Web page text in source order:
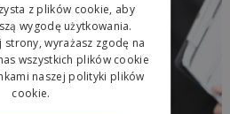
z plików cookie, aby
wygodę użytkowania.
strony, wyrażasz zgodę na
wszystkich plików cookie
naszej polityki plików
cookie.